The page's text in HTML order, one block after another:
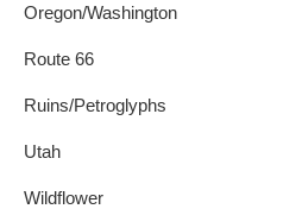
Oregon/Washington
Route 66
Ruins/Petroglyphs
Utah
Wildflower